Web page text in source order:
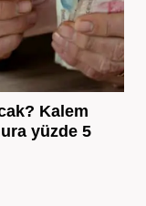
Kalem
yüzde 5